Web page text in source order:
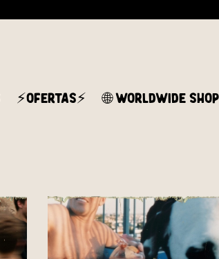
⚡OFERTAS⚡ 🌐 WORLDWIDE SHOP